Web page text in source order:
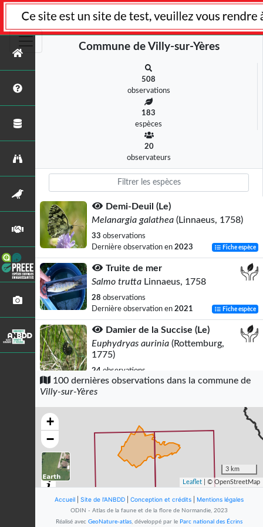
Commune de Villy-sur-Yères
508
observations
183
espèces
20
observateurs
Demi-Deuil (Le)
Melanargia galathea (Linnaeus, 1758)
33 observations
Dernière observation en 2023 Fiche espèce
Truite de mer
Salmo trutta Linnaeus, 1758
28 observations
Dernière observation en 2021 Fiche espèce
Damier de la Succise (Le)
Euphydryas aurinia (Rottemburg,
1775)
24 observations
Dernière observation en2023 Fiche espèce
(Linnaeus, 1761)
18observations
Dernière observation en2023
Myrtil (Le)
Maniola jurtina
(Linnaeus, 1758)
Dernière observation en
100 dernières observations dans la commune de
Villy-sur-Yères
+
−
3 km
Leaflet | © OpenStreetMap
Accueil Site de l'ANBDD Conception et crédits Mentions légales
ODIN - Atlas de la faune et de la flore de Normandie, 2023
Réalisé avec GeoNature-atlas, développé par le Parc national des Écrins